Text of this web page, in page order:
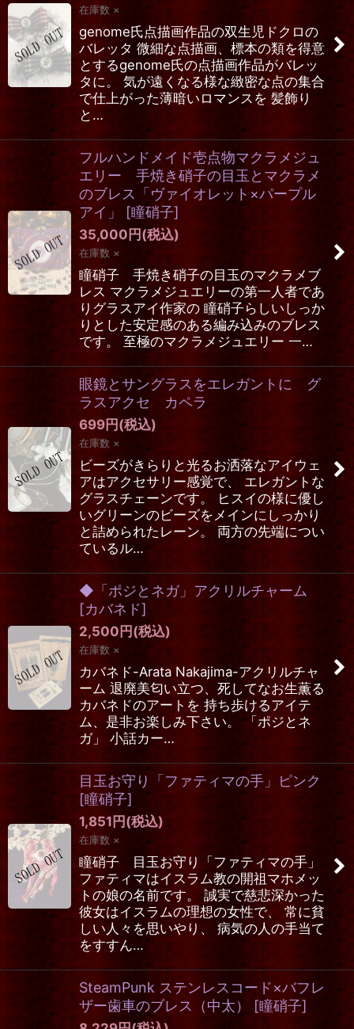
在庫数 ×
genome氏点描画作品の双生児ドクロの
バレッタ 微細な点描画、標本の類を得意
とするgenome氏の点描画作品がバレッ
タに。 気が遠くなる様な緻密な点の集合
で仕上がった薄暗いロマンスを 髪飾り
と…
フルハンドメイド壱点物マクラメジュ
エリー 手焼き硝子の目玉とマクラメ
のブレス「ヴァイオレット×パープル
アイ」
[瞳硝子]
35,000円(税込)
在庫数 ×
瞳硝子 手焼き硝子の目玉のマクラメブ
レス マクラメジュエリーの第一人者であ
りグラスアイ作家の 瞳硝子らしいしっか
りとした安定感のある編み込みのブレス
です。 至極のマクラメジュエリー 一…
眼鏡とサングラスをエレガントに グ
ラスアクセ カペラ
699円(税込)
在庫数 ×
ビーズがきらりと光るお洒落なアイウェ
アはアクセサリー感覚で、 エレガントな
グラスチェーンです。 ヒスイの様に優し
いグリーンのビーズをメインにしっかり
と詰められたレーン。 両方の先端につい
ているル…
◆「ポジとネガ」アクリルチャーム
[カバネド]
2,500円(税込)
在庫数 ×
カバネド-Arata Nakajima-アクリルチャ
ーム 退廃美匂い立つ、死してなお生薫る
カバネドのアートを 持ち歩けるアイテ
ム、是非お楽しみ下さい。 「ポジとネ
ガ」 小話カー…
目玉お守り「ファティマの手」ピンク
[瞳硝子]
1,851円(税込)
在庫数 ×
瞳硝子 目玉お守り「ファティマの手」
ファティマはイスラム教の開祖マホメッ
トの娘の名前です。 誠実で慈悲深かった
彼女はイスラムの理想の女性で、 常に貧
しい人々を思いやり、 病気の人の手当て
をすすん…
SteamPunk ステンレスコード×バフレ
ザー歯車のブレス（中太）
[瞳硝子]